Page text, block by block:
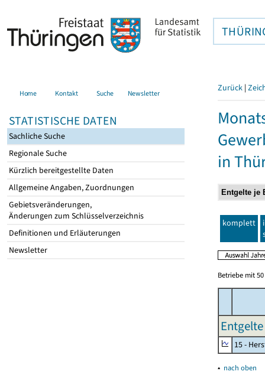
Home Kontakt Suche Newsletter
STATISTISCHE DATEN
Sachliche Suche
Regionale Suche
Kürzlich bereitgestellte Daten
Allgemeine Angaben, Zuordnungen
Gebietsveränderungen,
Änderungen zum Schlüsselverzeichnis
Definitionen und Erläuterungen
Newsletter
Zurück |
in
komplett
Betriebe mit
15 -
▴ nach oben